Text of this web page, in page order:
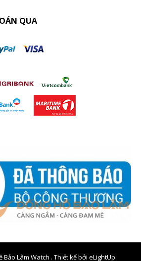
QUA
Lâm Watch . Thiết kế bởi eLightUp.